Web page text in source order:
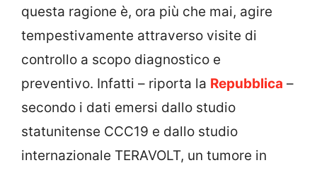
questa ragione è, ora più che mai, agire
tempestivamente attraverso visite di
controllo a scopo diagnostico e
preventivo. Infatti – riporta la Repubblica –
secondo i dati emersi dallo studio
statunitense CCC19 e dallo studio
internazionale TERAVOLT, un tumore in